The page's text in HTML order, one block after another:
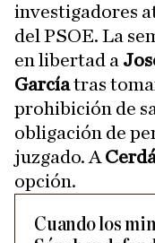
investigadores
del PSOE. La
en libertad a
Garcíatras
prohibición de
obligación de
juzgado. A
opción.
Cuando los